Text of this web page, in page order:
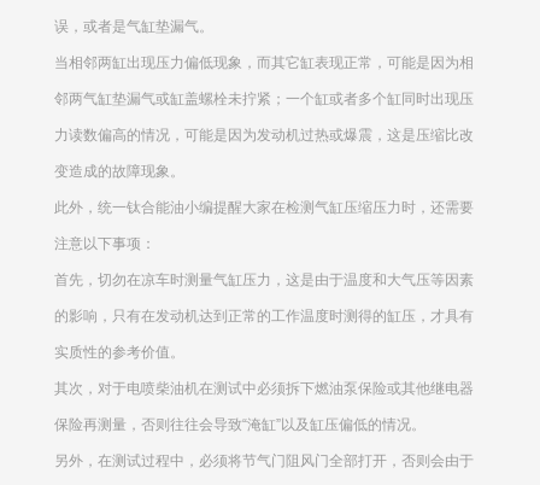
误，或者是气缸垫漏气。
当相邻两缸出现压力偏低现象，而其它缸表现正常，可能是因为相
邻两气缸垫漏气或缸盖螺栓未拧紧；一个缸或者多个缸同时出现压
力读数偏高的情况，可能是因为发动机过热或爆震，这是压缩比改
变造成的故障现象。
此外，统一钛合能油小编提醒大家在检测气缸压缩压力时，还需要
注意以下事项：
首先，切勿在凉车时测量气缸压力，这是由于温度和大气压等因素
的影响，只有在发动机达到正常的工作温度时测得的缸压，才具有
实质性的参考价值。
其次，对于电喷柴油机在测试中必须拆下燃油泵保险或其他继电器
保险再测量，否则往往会导致“淹缸”以及缸压偏低的情况。
另外，在测试过程中，必须将节气门阻风门全部打开，否则会由于